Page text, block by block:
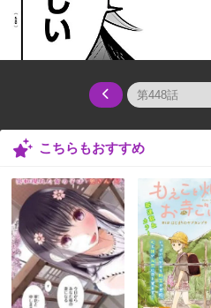
こちらもおすすめ